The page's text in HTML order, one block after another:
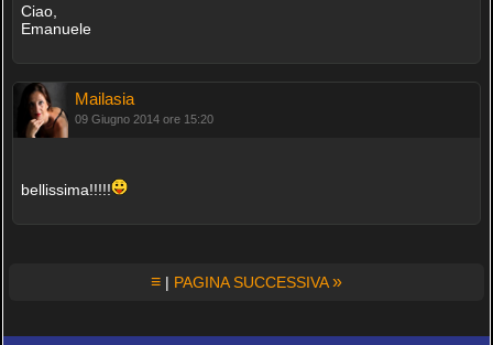
Ciao,
Emanuele
Mailasia
09 Giugno 2014 ore 15:20
bellissima!!!!!
≡ | PAGINA SUCCESSIVA»